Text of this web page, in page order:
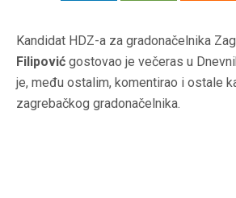
Kandidat HDZ-a za gradonačelnika
Filipović gostovao je večeras u
je, među ostalim, komentirao i ostale
zagrebačkog gradonačelnika.